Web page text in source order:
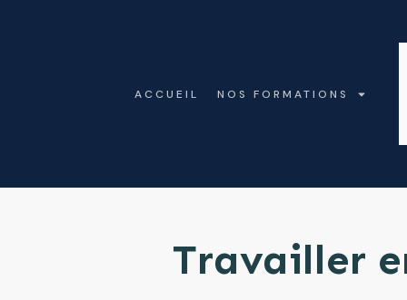
ACCUEIL NOS FORMATIONS
Travailler